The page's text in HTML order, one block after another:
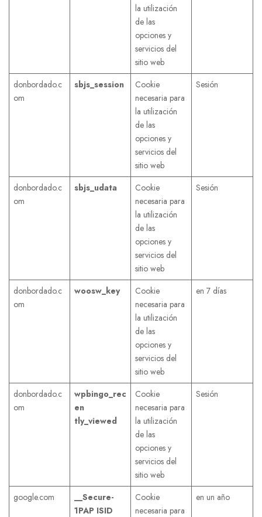
la utilización
de las
opciones y
servicios del
sitio web
donbordado.c
om
sbjs_session
Cookie
necesaria para
la utilización
de las
opciones y
servicios del
sitio web
Sesión
donbordado.c
om
sbjs_udata
Cookie
necesaria para
la utilización
de las
opciones y
servicios del
sitio web
Sesión
donbordado.c
om
woosw_key
Cookie
necesaria para
la utilización
de las
opciones y
servicios del
sitio web
en 7 días
donbordado.c
om
wpbingo_rec
en
tly_viewed
Cookie
necesaria para
la utilización
de las
opciones y
servicios del
sitio web
Sesión
google.com
__Secure-
1PAP ISID
Cookie
necesaria para
en un año